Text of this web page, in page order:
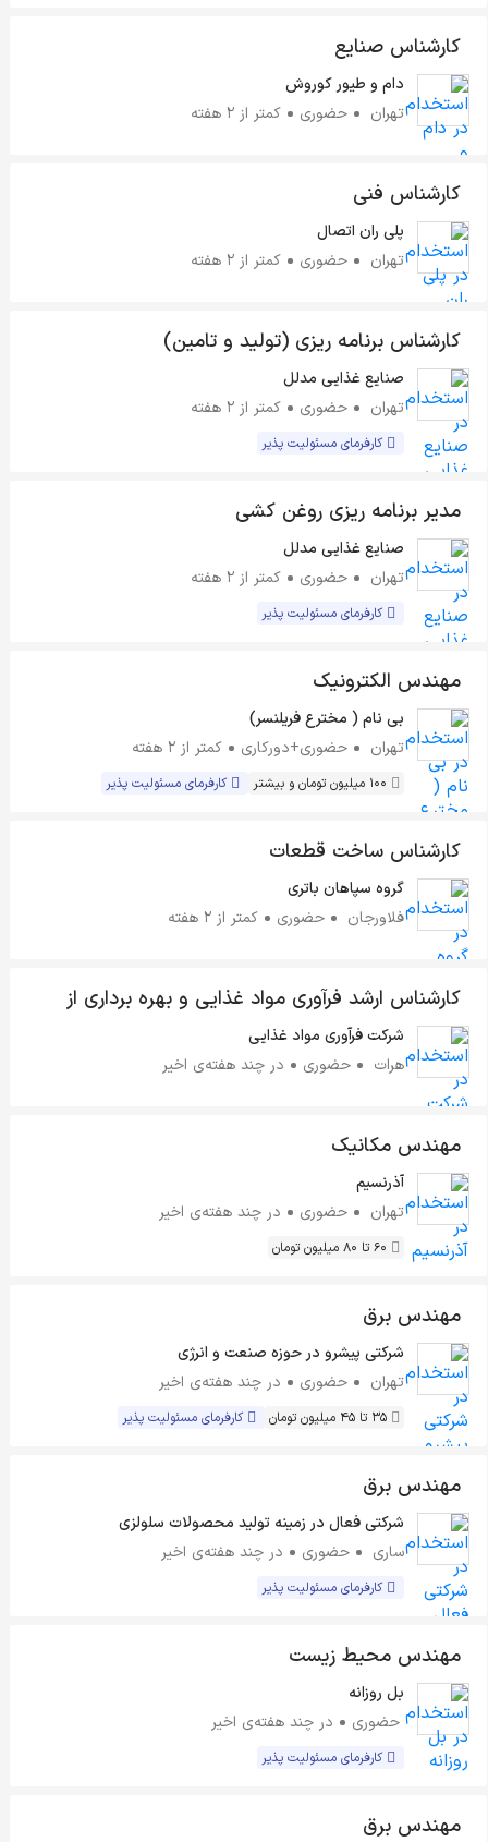
کارشناس صنایع
دام و طیور کوروش
تهران
حضوری کمتر از ۲ هفته
کارشناس فنی
پلی ران اتصال
تهران
حضوری کمتر از ۲ هفته
کارشناس برنامه ریزی (تولید و تامین)
صنایع غذایی مدلل
تهران
حضوری کمتر از ۲ هفته
کارفرمای مسئولیت پذیر
مدیر برنامه ریزی روغن کشی
صنایع غذایی مدلل
تهران
حضوری کمتر از ۲ هفته
کارفرمای مسئولیت پذیر
مهندس الکترونیک
بی نام ( مخترع فریلنسر)
تهران
حضوری+دورکاری کمتر از ۲ هفته
100 میلیون تومان و بیشتر کارفرمای مسئولیت پذیر
کارشناس ساخت قطعات
گروه سپاهان باتری
فلاورجان
حضوری کمتر از ۲ هفته
کارشناس ارشد فرآوری مواد غذایی و بهره برداری از
خطوط تولیدشرکت فرآوری مواد غذایی
هرات
حضوری در چند هفته‌ی اخیر
مهندس مکانیک
آذرنسیم
تهران
حضوری در چند هفته‌ی اخیر
60 تا 80 میلیون تومان
مهندس برق
شرکتی پیشرو در حوزه صنعت و انرژی
تهران
حضوری در چند هفته‌ی اخیر
35 تا 45 میلیون تومان کارفرمای مسئولیت پذیر
مهندس برق
شرکتی فعال در زمینه تولید محصولات سلولزی
ساری
حضوری در چند هفته‌ی اخیر
کارفرمای مسئولیت پذیر
مهندس محیط زیست
بل روزانه
حضوری
در چند هفته‌ی اخیر
کارفرمای مسئولیت پذیر
مهندس برق